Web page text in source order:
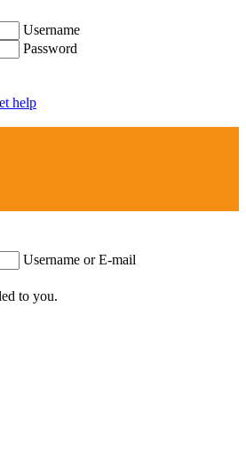
Username
Password
help
Username or E-mail
to you.